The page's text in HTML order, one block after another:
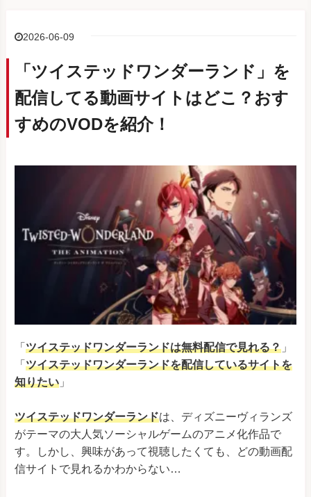
2026-06-09
「ツイステッドワンダーランド」を
配信してる動画サイトはどこ？おす
すめのVODを紹介！
「 ツイステッドワンダーランドは無料配信で見れる？ 」
「 ツイステッドワンダーランドを配信しているサイトを
知りたい 」
ツイステッドワンダーランドは、ディズニーヴィランズ
がテーマの大人気ソーシャルゲームのアニメ化作品で
す。しかし、興味があって視聴したくても、どの動画配
信サイトで見れるかわからない…